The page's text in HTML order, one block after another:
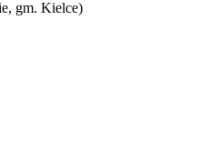
gm. Kielce)